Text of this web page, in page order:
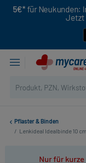
5€* für Neukunden:
Jetzt
Pflaster & Binden
/ Lenkideal Idealbinde 10
Nur für